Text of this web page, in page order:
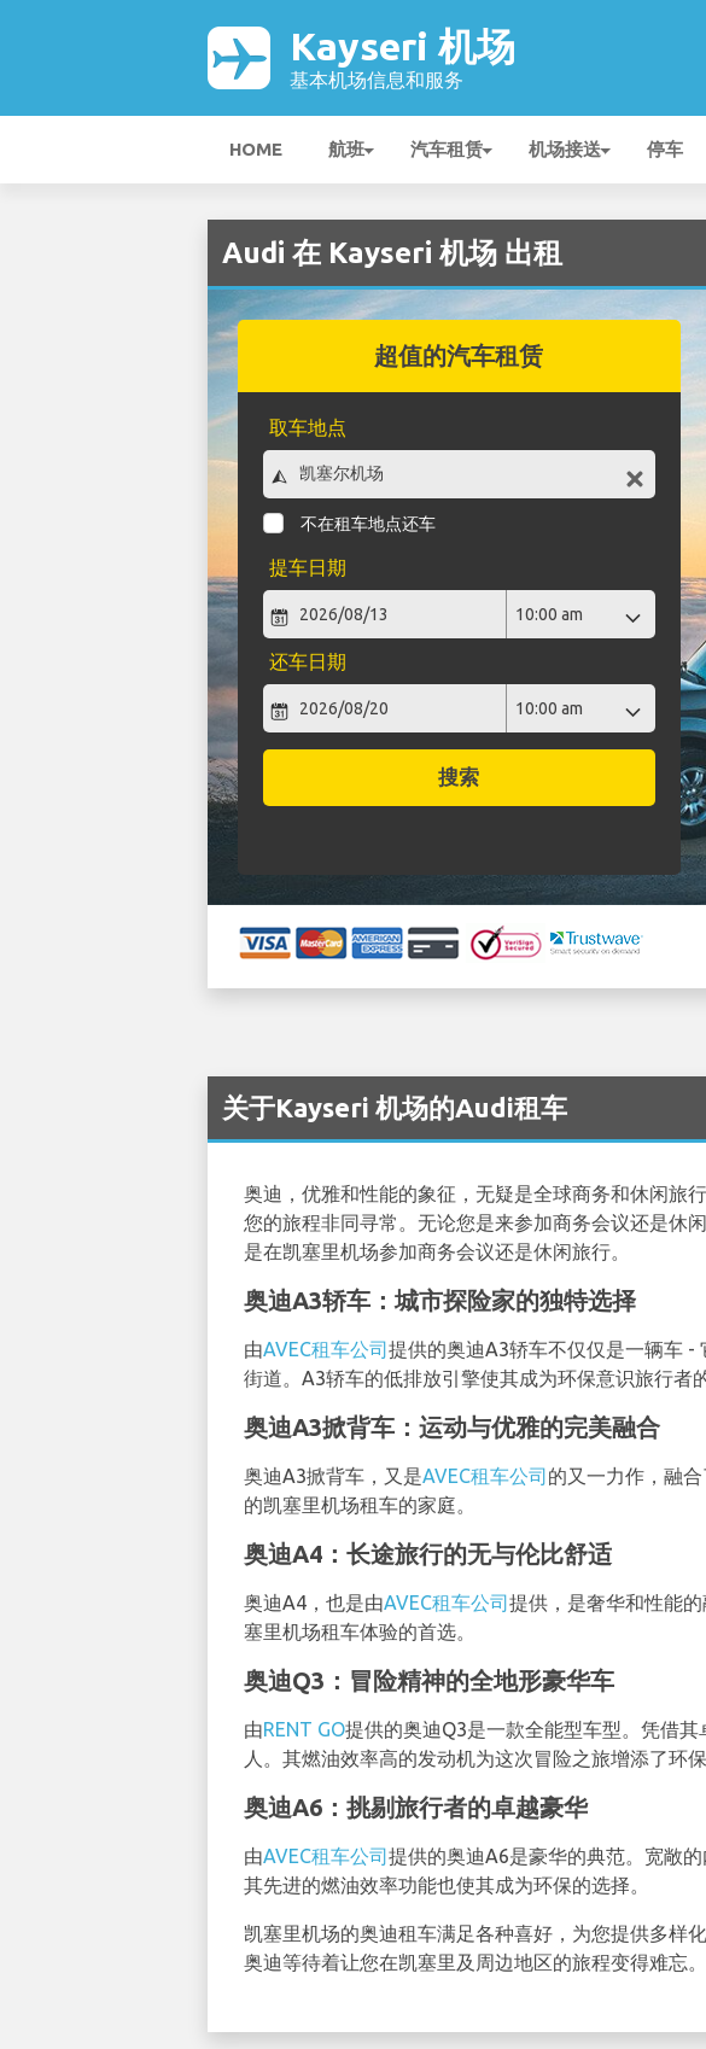
Kayseri 机场
基本机场信息和服务
HOME 航班 汽车租赁 机场接送 停车
Audi 在 Kayseri 机场 出租
超值的汽车租赁
取车地点
不在租车地点还车
提车日期
还车日期
搜索
关于Kayseri 机场的Audi租车
奥迪，优雅和性能的象征，无疑是全球商务和休闲旅
您的旅程非同寻常。无论您是来参加商务会议还是休
是在凯塞里机场参加商务会议还是休闲旅行。
奥迪A3轿车：城市探险家的独特选择
由AVEC租车公司提供的奥迪A3轿车不仅仅是一辆车 -
街道。A3轿车的低排放引擎使其成为环保意识旅行者
奥迪A3掀背车：运动与优雅的完美融合
奥迪A3掀背车，又是AVEC租车公司的又一力作，融
的凯塞里机场租车的家庭。
奥迪A4：长途旅行的无与伦比舒适
奥迪A4，也是由AVEC租车公司提供，是奢华和性能
塞里机场租车体验的首选。
奥迪Q3：冒险精神的全地形豪华车
由RENT GO提供的奥迪Q3是一款全能型车型。凭借
人。其燃油效率高的发动机为这次冒险之旅增添了环保
奥迪A6：挑剔旅行者的卓越豪华
由AVEC租车公司提供的奥迪A6是豪华的典范。宽敞
其先进的燃油效率功能也使其成为环保的选择。
凯塞里机场的奥迪租车满足各种喜好，为您提供多样
奥迪等待着让您在凯塞里及周边地区的旅程变得难忘。